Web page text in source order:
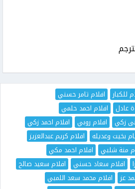
للكبار
افلام تامر حسني
عادل
افلام احمد حلمي
زكي افلام روبي
افلام احمد زكي
بخيت وعديله
افلام كريم عبدالعزيز
منة شلبي
افلام احمد مكي
افلام سعاد حسني
افلام سعيد صالح
عز
افلام محمد سعد اللمبي